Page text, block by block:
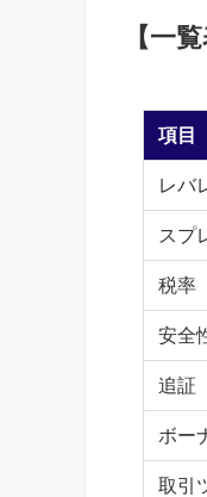
【一
項目
レバ
スプ
税率
安全
追証
ボー
取引